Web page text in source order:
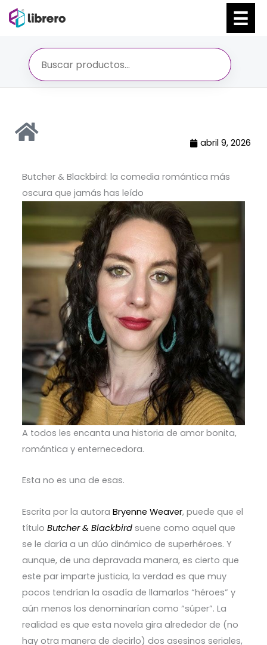
abril 9, 2026
Butcher & Blackbird: la comedia romántica más
oscura que jamás has leído
A todos les encanta una historia de amor bonita,
romántica y enternecedora.
Esta no es una de esas.
Escrita por la autora Bryenne Weaver, puede que el
título Butcher & Blackbird suene como aquel que
se le daría a un dúo dinámico de superhéroes. Y
aunque, de una depravada manera, es cierto que
este par imparte justicia, la verdad es que muy
pocos tendrían la osadía de llamarlos “héroes” y
aún menos los denominarían como “súper”. La
realidad es que esta novela gira alrededor de (no
hay otra manera de decirlo) dos asesinos seriales,